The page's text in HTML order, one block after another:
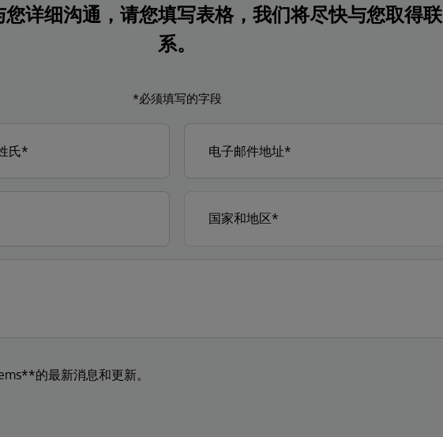
详细沟通，请您填写表格，我们将尽快与您取得联
系。
*必须填写的字段
的最新消息和更新。